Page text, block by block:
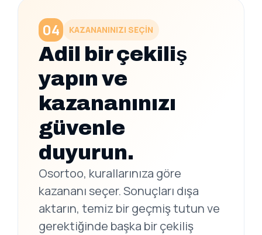
04 KAZANANINIZI SEÇİN
Adil bir çekiliş
yapın ve
kazananınızı
güvenle
duyurun.
Osortoo, kurallarınıza göre
kazananı seçer. Sonuçları dışa
aktarın, temiz bir geçmiş tutun ve
gerektiğinde başka bir çekiliş